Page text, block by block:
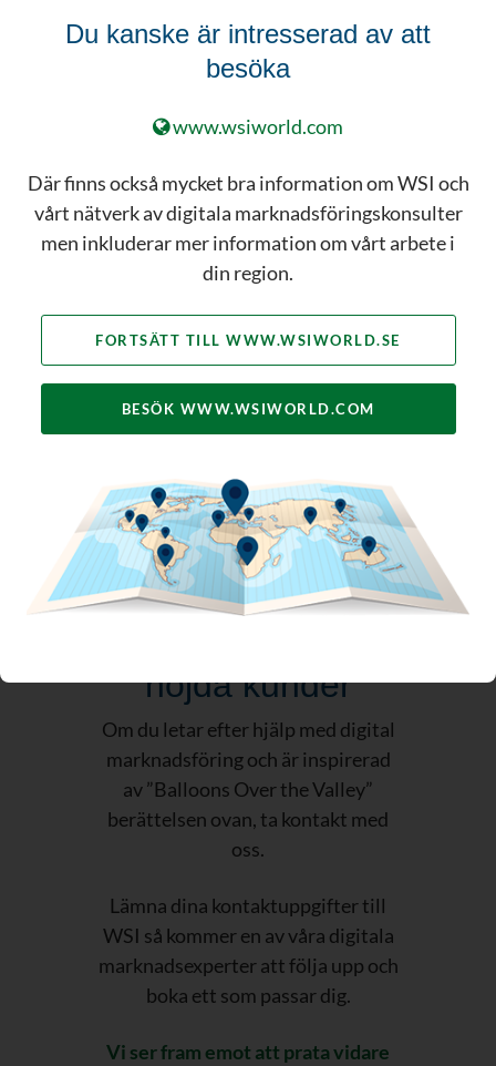
PPC kampanjer, Social
mediestrategi samt
trafik och lönsamhet. Vi
partner för alla verksamheter som
behöver hjälp att förbättra sin
trafik till hemsidan eller förbättra
omsättning och lönsamhet. WSI är
ett företag som verkligen kan
hjälpa till.”
- Bob Barbarick, Owner/President
of Balloons Above the Valley
nöjda kunder
Om du letar efter hjälp med digital
marknadsföring och är inspirerad
av ”Balloons Over the Valley”
berättelsen ovan, ta kontakt med
oss.
Lämna dina kontaktuppgifter till
WSI så kommer en av våra digitala
marknadsexperter att följa upp och
boka ett som passar dig.
Vi ser fram emot att prata vidare
Du kanske är intresserad av att
besöka
www.wsiworld.com
Där finns också mycket bra information om WSI och
vårt nätverk av digitala marknadsföringskonsulter
men inkluderar mer information om vårt arbete i
din region.
FORTSÄTT TILL WWW.WSIWORLD.SE
BESÖK WWW.WSIWORLD.COM